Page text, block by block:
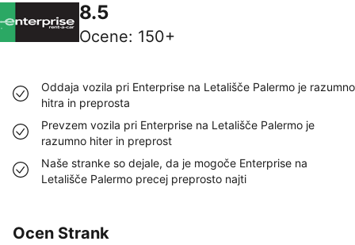
8.5
Ocene: 150+
Oddaja vozila pri Enterprise na Letališče Palermo je razumno
hitra in preprosta
Prevzem vozila pri Enterprise na Letališče Palermo je
razumno hiter in preprost
Naše stranke so dejale, da je mogoče Enterprise na
Letališče Palermo precej preprosto najti
Ocen Strank